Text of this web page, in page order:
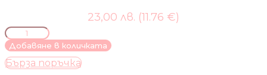
23,00 лв. (11.76 €)
количество
за
Galix-
двулицева
Добавяне в количката
Бърза поръчка